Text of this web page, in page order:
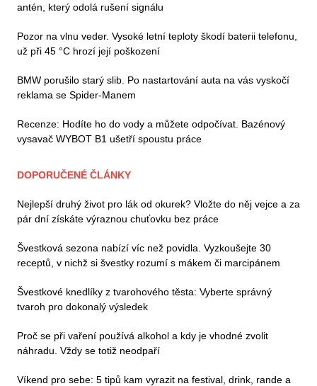
antén, který odolá rušení signálu
Pozor na vlnu veder. Vysoké letní teploty škodí baterii telefonu,
už při 45 °C hrozí její poškození
BMW porušilo starý slib. Po nastartování auta na vás vyskočí
reklama se Spider-Manem
Recenze: Hodíte ho do vody a můžete odpočívat. Bazénový
vysavač WYBOT B1 ušetří spoustu práce
DOPORUČENÉ ČLÁNKY
Nejlepší druhý život pro lák od okurek? Vložte do něj vejce a za
pár dní získáte výraznou chuťovku bez práce
Švestková sezona nabízí víc než povidla. Vyzkoušejte 30
receptů, v nichž si švestky rozumí s mákem či marcipánem
Švestkové knedlíky z tvarohového těsta: Vyberte správný
tvaroh pro dokonalý výsledek
Proč se při vaření používá alkohol a kdy je vhodné zvolit
náhradu. Vždy se totiž neodpaří
Víkend pro sebe: 5 tipů kam vyrazit na festival, drink, rande a